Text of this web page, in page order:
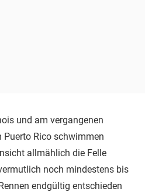
und am vergangenen
Puerto Rico schwimmen
allmählich die Felle
noch mindestens bis
endgültig entschieden